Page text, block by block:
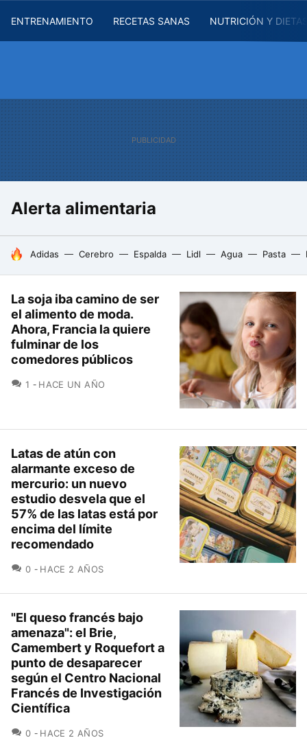
ENTRENAMIENTO RECETAS SANAS NUTRICIÓN Y
Alerta alimentaria
HOY SE HABLA DE
Adidas Cerebro Espalda Lidl Agua Pasta
La soja iba camino de ser
el alimento de moda.
Ahora, Francia la quiere
fulminar de los
comedores públicos
1 COMENTARIOS
HACE UN AÑO
Latas de atún con
alarmante exceso de
mercurio: un nuevo
estudio desvela que el
57% de las latas está por
encima del límite
recomendado
0 COMENTARIOS
HACE 2 AÑOS
"El queso francés bajo
amenaza": el Brie,
Camembert y Roquefort a
punto de desaparecer
según el Centro Nacional
Francés de Investigación
Científica
0 COMENTARIOS
HACE 2 AÑOS